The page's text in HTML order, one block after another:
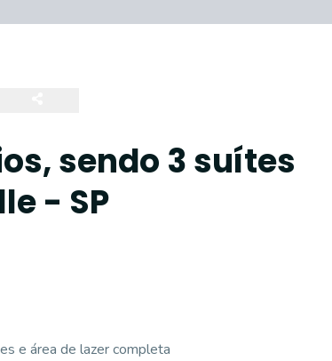
sendo 3 suítes
- SP
e área de lazer completa